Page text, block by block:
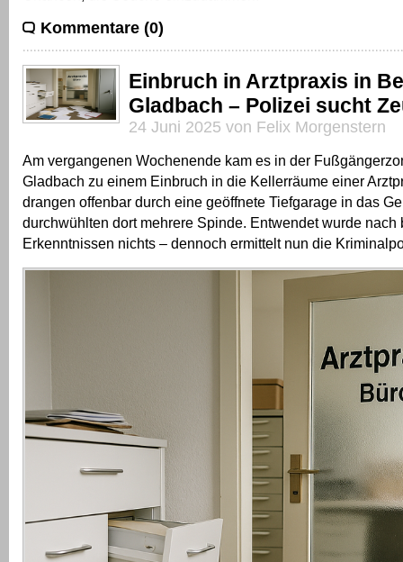
Kommentare (0)
Einbruch in Arztpraxis in
Gladbach – Polizei sucht
24 Juni 2025 von Felix Morgenstern
Am vergangenen Wochenende kam es in der
Gladbach zu einem Einbruch in die Kellerräume einer
drangen offenbar durch eine geöffnete Tiefgarage in das
durchwühlten dort mehrere Spinde. Entwendet wurde nach
Erkenntnissen nichts – dennoch ermittelt nun die